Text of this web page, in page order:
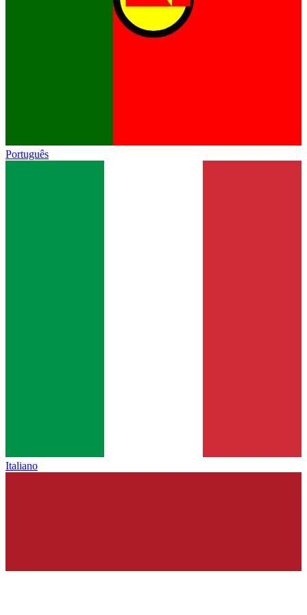
Português
Italiano